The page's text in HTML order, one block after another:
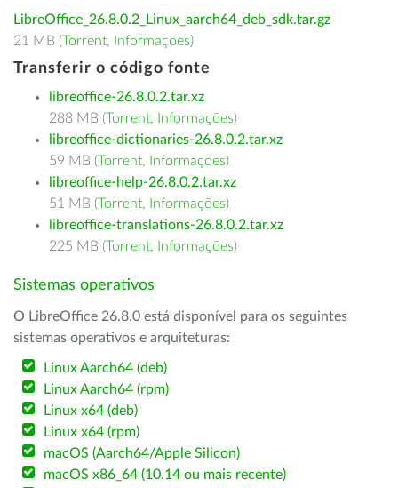
LibreOffice_26.8.0.2_Linux_aarch64_deb_sdk.tar.gz
21 MB (Torrent, Informações)
Transferir o código fonte
libreoffice-26.8.0.2.tar.xz
288 MB (Torrent, Informações)
libreoffice-dictionaries-26.8.0.2.tar.xz
59 MB (Torrent, Informações)
libreoffice-help-26.8.0.2.tar.xz
51 MB (Torrent, Informações)
libreoffice-translations-26.8.0.2.tar.xz
225 MB (Torrent, Informações)
Sistemas operativos
O LibreOffice 26.8.0 está disponível para os seguintes
sistemas operativos e arquiteturas:
Linux Aarch64 (deb)
Linux Aarch64 (rpm)
Linux x64 (deb)
Linux x64 (rpm)
macOS (Aarch64/Apple Silicon)
macOS x86_64 (10.14 ou mais recente)